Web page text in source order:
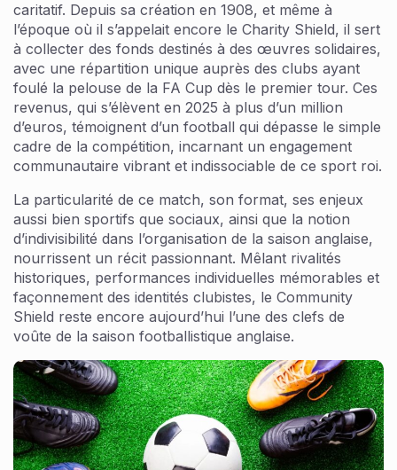
caritatif. Depuis sa création en 1908, et même à
l’époque où il s’appelait encore le Charity Shield, il sert
à collecter des fonds destinés à des œuvres solidaires,
avec une répartition unique auprès des clubs ayant
foulé la pelouse de la FA Cup dès le premier tour. Ces
revenus, qui s’élèvent en 2025 à plus d’un million
d’euros, témoignent d’un football qui dépasse le simple
cadre de la compétition, incarnant un engagement
communautaire vibrant et indissociable de ce sport roi.
La particularité de ce match, son format, ses enjeux
aussi bien sportifs que sociaux, ainsi que la notion
d’indivisibilité dans l’organisation de la saison anglaise,
nourrissent un récit passionnant. Mêlant rivalités
historiques, performances individuelles mémorables et
façonnement des identités clubistes, le Community
Shield reste encore aujourd’hui l’une des clefs de
voûte de la saison footballistique anglaise.